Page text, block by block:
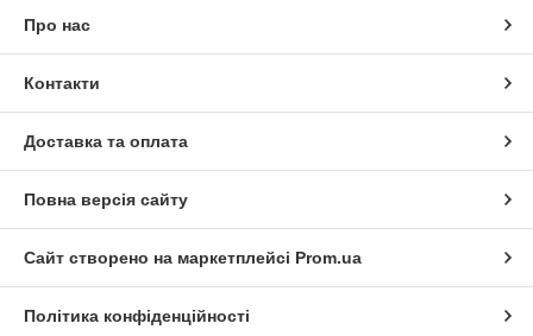
Про нас
Контакти
Доставка та оплата
Повна версія сайту
Сайт створено на маркетплейсі Prom.ua
Політика конфіденційності